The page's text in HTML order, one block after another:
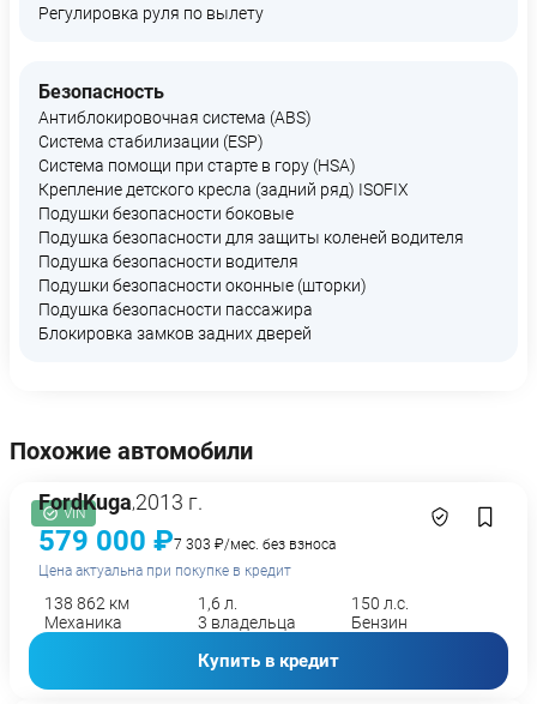
Регулировка руля по вылету
Безопасность
Антиблокировочная система (ABS)
Система стабилизации (ESP)
Система помощи при старте в гору (HSA)
Крепление детского кресла (задний ряд) ISOFIX
Подушки безопасности боковые
Подушка безопасности для защиты коленей водителя
Подушка безопасности водителя
Подушки безопасности оконные (шторки)
Подушка безопасности пассажира
Блокировка замков задних дверей
Похожие автомобили
VIN
FordKuga,2013 г.
579 000 ₽7 303 ₽/мес. без взноса
Цена актуальна при покупке в кредит
138 862 км 1,6 л.
150 л.с.
Механика
3 владельца Бензин
Купить в кредит